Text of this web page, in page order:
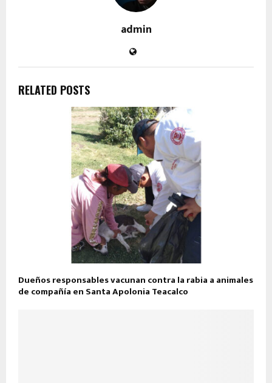
admin
RELATED POSTS
Dueños responsables vacunan contra la rabia a animales
de compañía en Santa Apolonia Teacalco